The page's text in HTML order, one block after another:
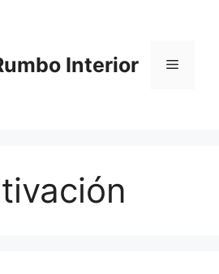
Interior Menú